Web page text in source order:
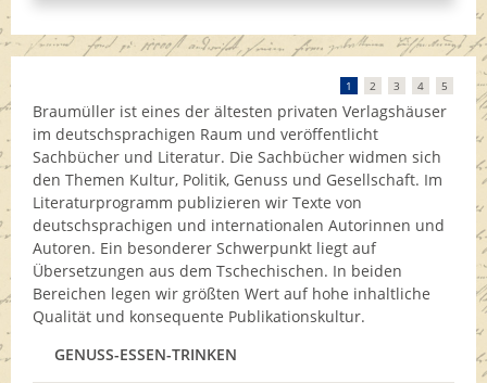
Braumüller ist eines der ältesten privaten Verlagshäuser
im deutschsprachigen Raum und veröffentlicht
Sachbücher und Literatur. Die Sachbücher widmen sich
den Themen Kultur, Politik, Genuss und Gesellschaft. Im
Literaturprogramm publizieren wir Texte von
deutschsprachigen und internationalen Autorinnen und
Autoren. Ein besonderer Schwerpunkt liegt auf
Übersetzungen aus dem Tschechischen. In beiden
Bereichen legen wir größten Wert auf hohe inhaltliche
Qualität und konsequente Publikationskultur.
GENUSS-ESSEN-TRINKEN
1 2 3 4 5